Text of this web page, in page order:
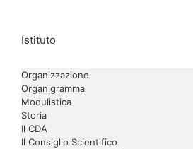
Istituto
Organizzazione
Organigramma
Modulistica
Storia
Il CDA
Il Consiglio Scientifico